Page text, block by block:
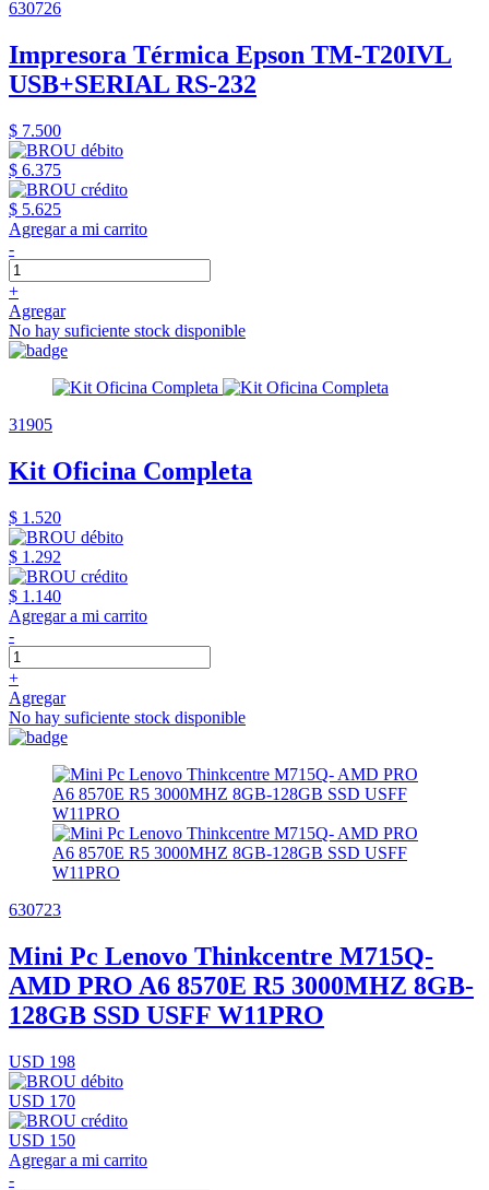
630726
Impresora Térmica Epson TM-T20IVL
USB+SERIAL RS-232
$ 7.500
$ 6.375
$ 5.625
Agregar a mi carrito
-
+
Agregar
No hay suficiente stock disponible
31905
Kit Oficina Completa
$ 1.520
$ 1.292
$ 1.140
Agregar a mi carrito
-
+
Agregar
No hay suficiente stock disponible
630723
Mini Pc Lenovo Thinkcentre M715Q-
AMD PRO A6 8570E R5 3000MHZ 8GB-
128GB SSD USFF W11PRO
USD 198
USD 170
USD 150
Agregar a mi carrito
-